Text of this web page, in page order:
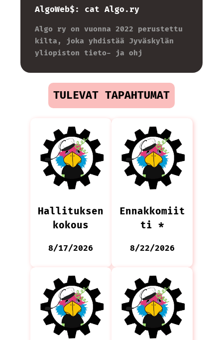
AlgoWeb$: cat Algo.ry
Algo ry on vuonna 2022 perustettu
kilta, joka yhdistää Jyväskylän
yliopiston tieto- ja ohjelmi
TULEVAT TAPAHTUMAT
Hallituksen
kokous
8/17/2026
Ennakkomiit
ti *
8/22/2026